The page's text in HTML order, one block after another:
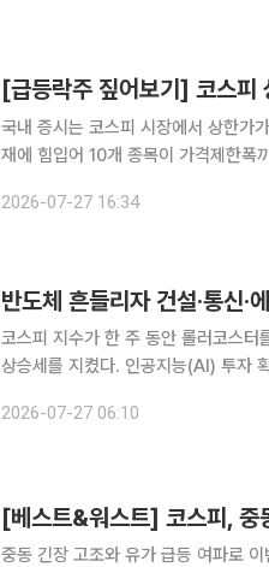
국내 증시는 코스피 시장에서 상한가
재에 힘입어 10개 종목이 가격제한폭까지 치솟는 기염
시스템, 아이크래프트, 셀리드, 오브
2026-07-27 16:34
반도체 흔들리자 건설·통신
코스피 지수가 한 주 동안 롤러코스터
상승세를 지켰다. 인공지능(AI) 투자
지난 한 주간 코스피 지수는
2026-07-27 06:10
중동 긴장 고조와 유가 급등 여파로